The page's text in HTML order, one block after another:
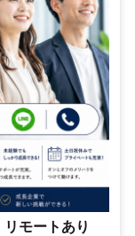
モートあり